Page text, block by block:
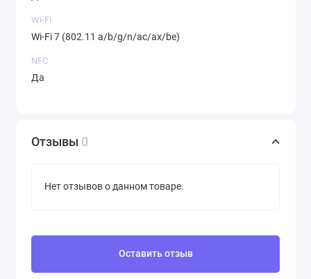
Wi-Fi
Wi-Fi 7 (802.11 a/b/g/n/ac/ax/be)
NFC
Да
Отзывы 0
Нет отзывов о данном товаре.
Оставить отзыв